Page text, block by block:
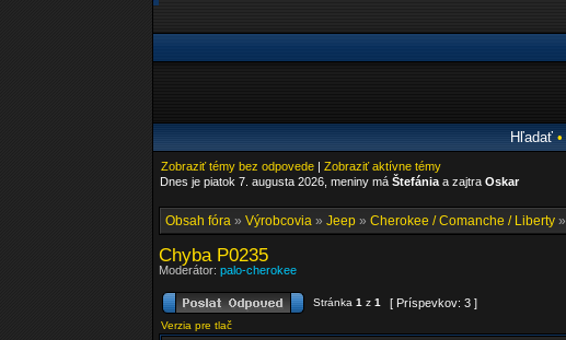
Hľadať•
Zobraziť témy bez odpovede| Zobraziť aktívne témy
Dnes je piatok 7. augusta 2026, meniny má Štefániaa zajtra Oskar
Obsah fóra» Výrobcovia» Jeep» Cherokee / Comanche / Liberty»
Chyba P0235
Moderátor: palo-cherokee
Stránka 1 z 1 [ Príspevkov: 3 ]
Verzia pre tlač